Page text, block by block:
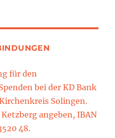
für den
bei der KD Bank
Solingen.
angeben, IBAN
48.